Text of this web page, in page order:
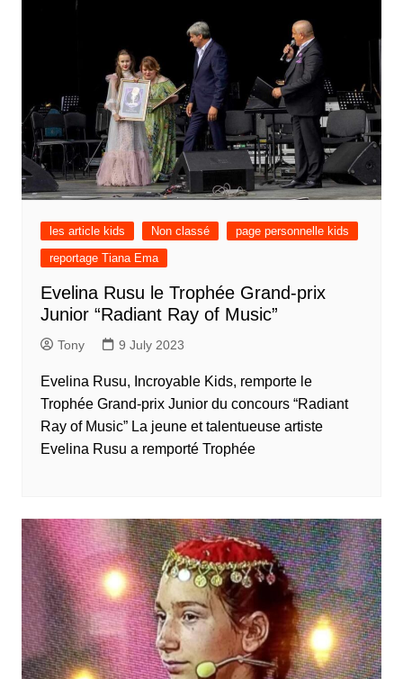
les article kids Non classé
page personnelle kids
reportage Tiana Ema
Evelina Rusu le Trophée Grand-prix
Junior “Radiant Ray of Music”
Tony 9 July 2023
Evelina Rusu, Incroyable Kids, remporte le
Trophée Grand-prix Junior du concours “Radiant
Ray of Music” La jeune et talentueuse artiste
Evelina Rusu a remporté Trophée